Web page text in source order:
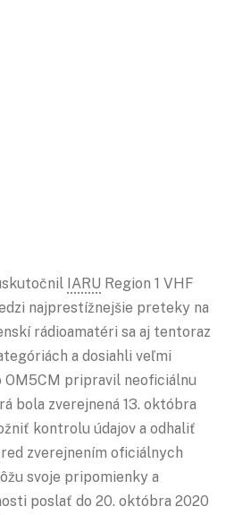
IARU Region 1 VHF
najprestížnejšie preteky na
rádioamatéri sa aj tentoraz
a dosiahli veľmi
OM5CM pripravil neoficiálnu
bola zverejnená 13. októbra
kontrolu údajov a odhaliť
zverejnením oficiálnych
svoje pripomienky a
poslať do 20. októbra 2020